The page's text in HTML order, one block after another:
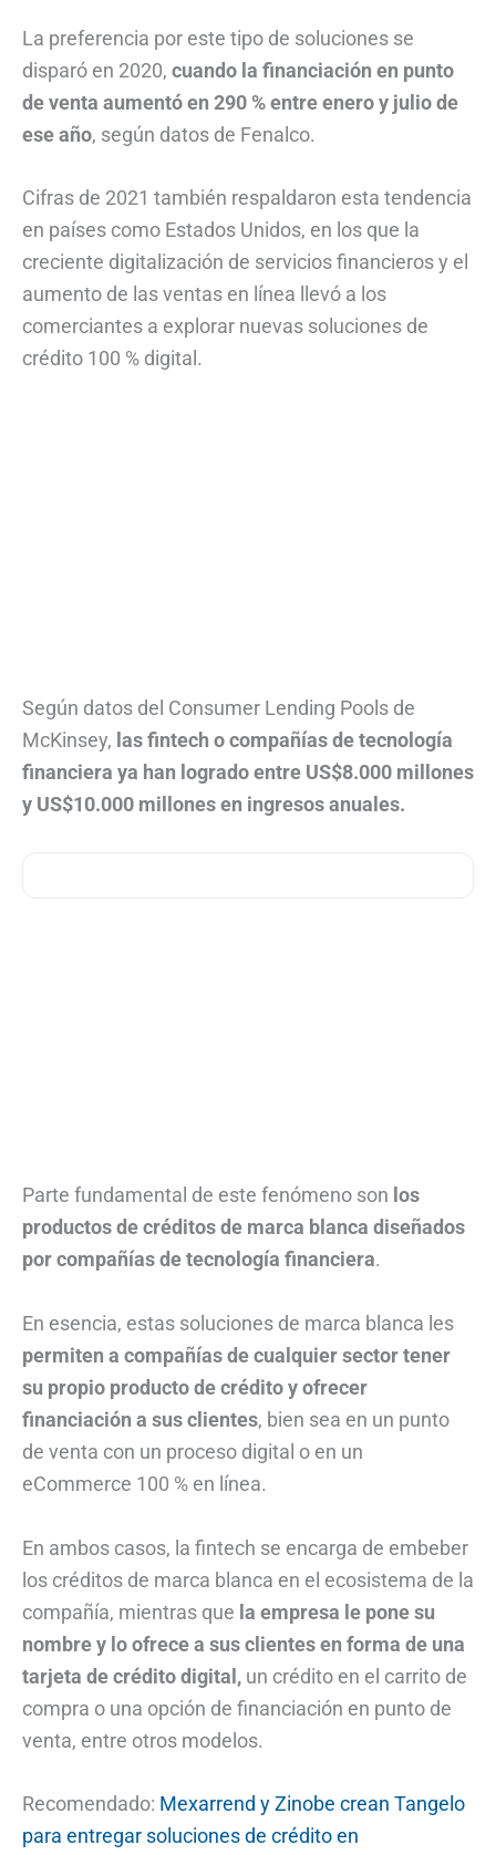
La preferencia por este tipo de soluciones se
disparó en 2020, cuando la financiación en punto
de venta aumentó en 290 % entre enero y julio de
ese año, según datos de Fenalco.
Cifras de 2021 también respaldaron esta tendencia
en países como Estados Unidos, en los que la
creciente digitalización de servicios financieros y el
aumento de las ventas en línea llevó a los
comerciantes a explorar nuevas soluciones de
crédito 100 % digital.
Según datos del Consumer Lending Pools de
McKinsey, las fintech o compañías de tecnología
financiera ya han logrado entre US$8.000 millones
y US$10.000 millones en ingresos anuales.
Parte fundamental de este fenómeno son los
productos de créditos de marca blanca diseñados
por compañías de tecnología financiera.
En esencia, estas soluciones de marca blanca les
permiten a compañías de cualquier sector tener
su propio producto de crédito y ofrecer
financiación a sus clientes, bien sea en un punto
de venta con un proceso digital o en un
eCommerce 100 % en línea.
En ambos casos, la fintech se encarga de embeber
los créditos de marca blanca en el ecosistema de la
compañía, mientras que la empresa le pone su
nombre y lo ofrece a sus clientes en forma de una
tarjeta de crédito digital, un crédito en el carrito de
compra o una opción de financiación en punto de
venta, entre otros modelos.
Recomendado: Mexarrend y Zinobe crean Tangelo
para entregar soluciones de crédito en